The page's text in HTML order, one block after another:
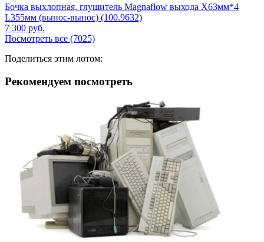
Бочка выхлопная, глушитель Magnaflow выхода X63мм*4
L355мм (вынос-вынос) (100.9632)
7 300 руб.
Посмотреть все (7025)
Поделиться этим лотом:
Рекомендуем посмотреть